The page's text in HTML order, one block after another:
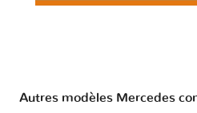
Autres modèles Mercedes